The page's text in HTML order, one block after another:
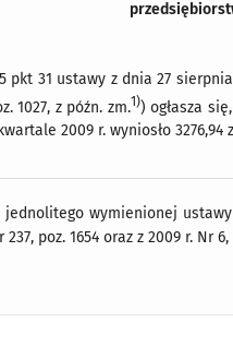
pkt 31 ustawy z dnia 27
1027, z późn. zm.1)) ogłasza
2009 r. wyniosło 3276,94
wymienionej ustawy
237, poz. 1654 oraz z 2009 r. Nr